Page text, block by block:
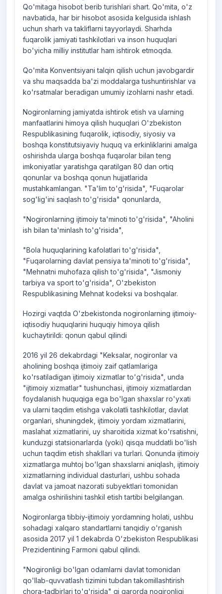
Qo'mitaga hisobot berib turishlari shart. Qo'mita, o'z
navbatida, har bir hisobot asosida kelgusida ishlash
uchun sharh va takliflarni tayyorlaydi. Sharhda
fuqarolik jamiyati tashkilotlari va inson huquqlari
bo'yicha milliy institutlar ham ishtirok etmoqda.
Qo'mita Konventsiyani talqin qilish uchun javobgardir
va shu maqsadda ba'zi moddalarga tushuntirishlar va
ko'rsatmalar beradigan umumiy izohlarni nashr etadi.
Nogironlarning jamiyatda ishtirok etish va ularning
manfaatlarini himoya qilish huquqlari O'zbekiston
Respublikasining fuqarolik, iqtisodiy, siyosiy va
boshqa konstitutsiyaviy huquq va erkinliklarini amalga
oshirishda ularga boshqa fuqarolar bilan teng
imkoniyatlar yaratishga qaratilgan 80 dan ortiq
qonunlar va boshqa qonun hujjatlarida
mustahkamlangan. "Ta'lim to'g'risida", "Fuqarolar
sog'lig'ini saqlash to'g'risida" qonunlarda,
"Nogironlarning ijtimoiy ta'minoti to'g'risida", "Aholini
ish bilan ta'minlash to'g'risida",
"Bola huquqlarining kafolatlari to'g'risida",
"Fuqarolarning davlat pensiya ta'minoti to'g'risida",
"Mehnatni muhofaza qilish to'g'risida", "Jismoniy
tarbiya va sport to'g'risida", O'zbekiston
Respublikasining Mehnat kodeksi va boshqalar.
Hozirgi vaqtda O'zbekistonda nogironlarning ijtimoiy-
iqtisodiy huquqlarini huquqiy himoya qilish
kuchaytirildi: qonun qabul qilindi
2016 yil 26 dekabrdagi "Keksalar, nogironlar va
aholining boshqa ijtimoiy zaif qatlamlariga
ko'rsatiladigan ijtimoiy xizmatlar to'g'risida", unda
"ijtimoiy xizmatlar" tushunchasi, ijtimoiy xizmatlardan
foydalanish huquqiga ega bo'lgan shaxslar ro'yxati
va ularni taqdim etishga vakolatli tashkilotlar, davlat
organlari, shuningdek, ijtimoiy yordam xizmatlarini,
maslahat xizmatlarini, uy sharoitida xizmat ko'rsatishni,
kunduzgi statsionarlarda (yoki) qisqa muddatli bo'lish
uchun taqdim etish shakllari va turlari. Qonunda ijtimoiy
xizmatlarga muhtoj bo'lgan shaxslarni aniqlash, ijtimoiy
xizmatlarning individual dasturlari, ushbu sohada
davlat va jamoat nazorati subyektlari tomonidan
amalga oshirilishini tashkil etish tartibi belgilangan.
Nogironlarga tibbiy-ijtimoiy yordamning holati, ushbu
sohadagi xalqaro standartlarni tanqidiy o'rganish
asosida 2017 yil 1 dekabrda O'zbekiston Respublikasi
Prezidentining Farmoni qabul qilindi.
"Nogironligi bo'lgan odamlarni davlat tomonidan
qo'llab-quvvatlash tizimini tubdan takomillashtirish
chora-tadbirlari to'g'risida" gi qarorda nogironligi